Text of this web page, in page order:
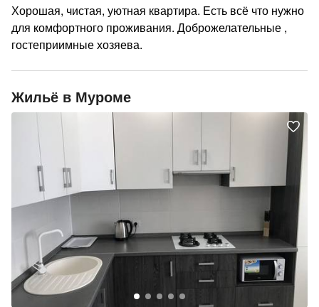
Хорошая, чистая, уютная квартира. Есть всё что нужно
для комфортного проживания. Доброжелательные ,
гостеприимные хозяева.
Жильё в Муроме